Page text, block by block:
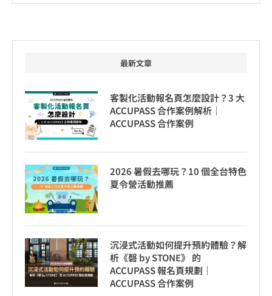
最新文章
客製化活動報名頁怎麼設計？3 大
ACCUPASS 合作案例解析｜
ACCUPASS 合作案例
2026 暑假去哪玩？10 個全台特色
夏令營活動推薦
沉浸式活動如何提升預約體驗？解
析《磬 by STONE》 的
ACCUPASS 報名頁規劃｜
ACCUPASS 合作案例